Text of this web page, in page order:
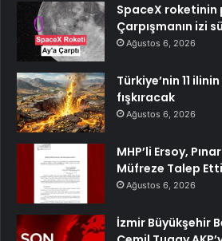
SpaceX roketinin
Çarpışmanın izi
Ağustos 6, 2026
Türkiye’nin 11
fışkıracak
Ağustos 6, 2026
MHP’li Ersoy,
Müfreze Talep Etti
Ağustos 6, 2026
İzmir Büyükşehir